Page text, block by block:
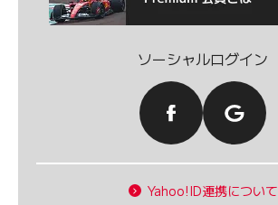
ソーシャルログイン
Yahoo!ID連携について